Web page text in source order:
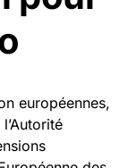
européennes,
l’Autorité